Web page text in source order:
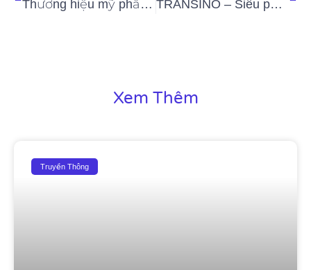
Thương hiệu mỹ phẩm MIRI trình làng dòng mặt nạ giải quyết mọi vấn đề da cho các nàng bận rộn
TRANSINO – Siêu phẩm dưỡng da trắng sáng nổi tiếng Nhật Bản chính thức có mặt tại Việt Nam
Xem Thêm
Truyền Thông